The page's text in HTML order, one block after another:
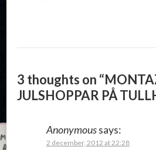
3 thoughts on “
JULSHOPPAR PÅ
Anonymoussays:
2 december, 2012 at 22:28